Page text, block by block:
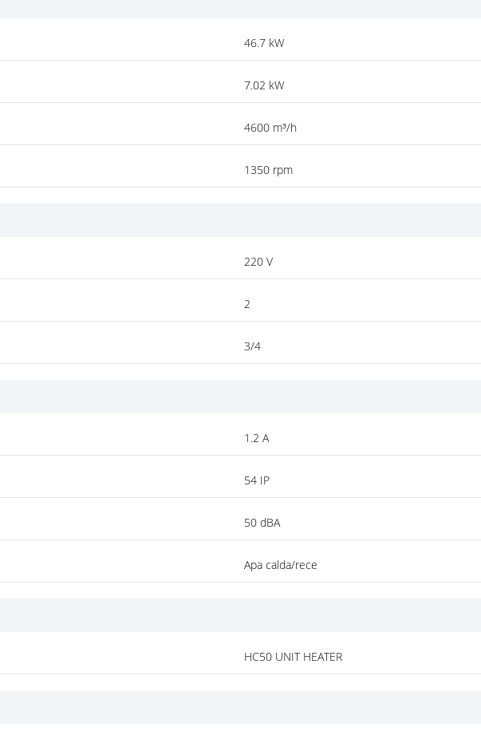
46.7 kW
7.02 kW
4600 m³/h
1350 rpm
220 V
2
3/4
1.2 A
54 IP
50 dBA
Apa calda/rece
HC50 UNIT HEATER